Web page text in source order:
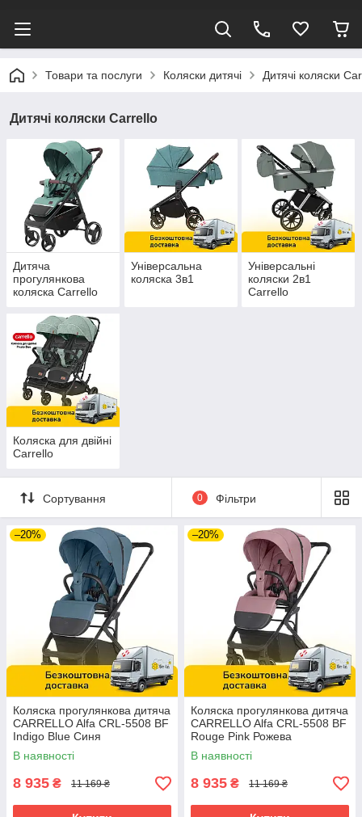
Товари та послуги Коляски дитячі Дитячі коляски
Дитячі коляски Carrello
Дитяча
прогулянкова
коляска Carrello
Універсальна
коляска 3в1
Універсальні
коляски 2в1
Carrello
Коляска для двійні
Carrello
Сортування 0 Фільтри
–20%
Коляска прогулянкова дитяча
CARRELLO Alfa CRL-5508 BF
Indigo Blue Синя
В наявності
8 935 ₴ 11 169 ₴
–20%
Коляска прогулянкова дитяча
CARRELLO Alfa CRL-5508 BF
Rouge Pink Рожева
В наявності
8 935 ₴ 11 169 ₴